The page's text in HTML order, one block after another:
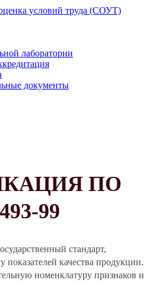
условий труда (СОУТ)
лаборатории
документы
ПО
99
стандарт,
качества продукции.
номенклатуру признаков и